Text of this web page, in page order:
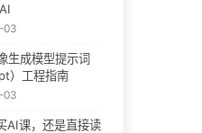
03
生成模型提示词
）工程指南
03
AI课，还是直接读